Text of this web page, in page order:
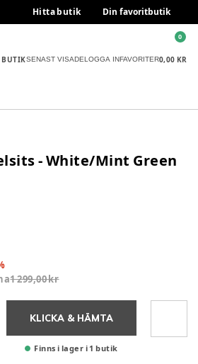
Hitta butik Din favoritbutik
BUTIKSENAST VISADELOGGA INFAVORITER0,00 KR
0
- White/Mint Green
1 299,00 kr
KLICKA & HÄMTA
Finns i lager i 1 butik